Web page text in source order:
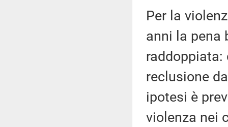
Per la
anni la pena
raddoppiata:
reclusione
ipotesi è
violenza nei